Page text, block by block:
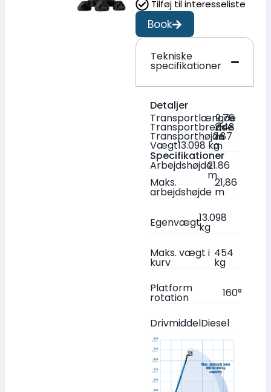
Tilføj til interesseliste
Book
Tekniske
specifikationer
Detaljer
Transportlængde
9.76
m
Transportbredde
2.48
m
Transporthøjde
2.87
m
Vægt 13.098 kg
Specifikationer
Arbejdshøjde21.86
m
Maks.
arbejdshøjde
21,86
m
Egenvægt13.098
kg
Maks. vægt i
kurv
454
kg
Platform
rotation
160°
Drivmiddel Diesel